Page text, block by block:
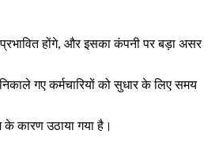
होंगे, और इसका कंपनी पर बड़ा असर
गए कर्मचारियों को सुधार के लिए समय
कारण उठाया गया है।